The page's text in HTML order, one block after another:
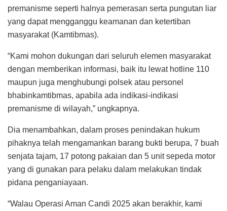
premanisme seperti halnya pemerasan serta pungutan liar
yang dapat mengganggu keamanan dan ketertiban
masyarakat (Kamtibmas).
“Kami mohon dukungan dari seluruh elemen masyarakat
dengan memberikan informasi, baik itu lewat hotline 110
maupun juga menghubungi polsek atau personel
bhabinkamtibmas, apabila ada indikasi-indikasi
premanisme di wilayah,” ungkapnya.
Dia menambahkan, dalam proses penindakan hukum
pihaknya telah mengamankan barang bukti berupa, 7 buah
senjata tajam, 17 potong pakaian dan 5 unit sepeda motor
yang di gunakan para pelaku dalam melakukan tindak
pidana penganiayaan.
“Walau Operasi Aman Candi 2025 akan berakhir, kami